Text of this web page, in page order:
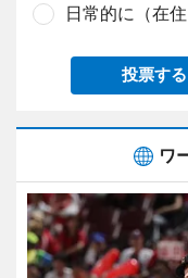
日常的に（在
投票する
ワ